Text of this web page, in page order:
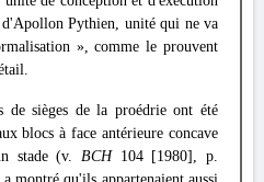
Pythien, unité qui ne va
», comme le prouvent
sièges de la proédrie ont été
blocs à face antérieure concave
stade (v. BCH 104 [1980], p.